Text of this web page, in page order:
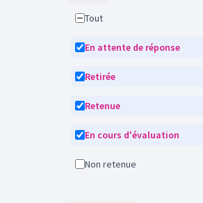
Tout
En attente de réponse
Retirée
Retenue
En cours d'évaluation
Non retenue